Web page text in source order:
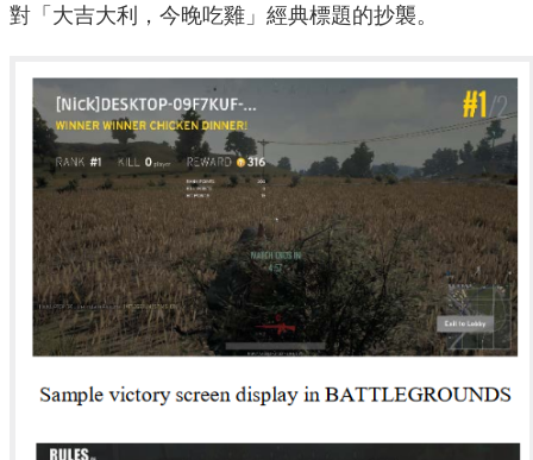
對「大吉大利，今晚吃雞」經典標題的抄襲。